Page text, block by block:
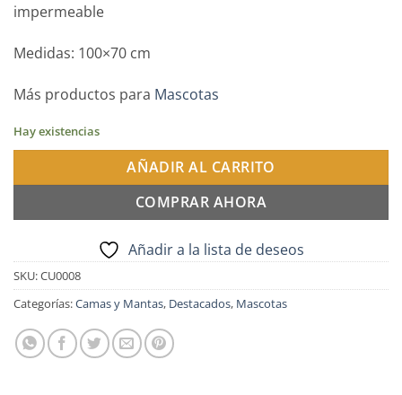
impermeable
Medidas: 100×70 cm
Más productos para Mascotas
Hay existencias
AÑADIR AL CARRITO
COMPRAR AHORA
Añadir a la lista de deseos
SKU:CU0008
Categorías:Camas y Mantas, Destacados, Mascotas